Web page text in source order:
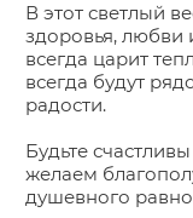
В этот светлый
здоровья, любви
всегда царит
всегда будут
радости.
Будьте
желаем
душевного